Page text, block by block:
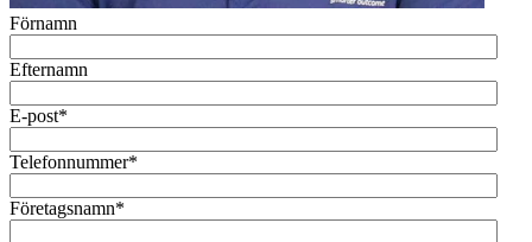
Förnamn
Efternamn
E-post*
Telefonnummer*
Företagsnamn*